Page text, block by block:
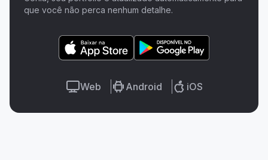
que você não perca nenhum detalhe.
Web Android iOS